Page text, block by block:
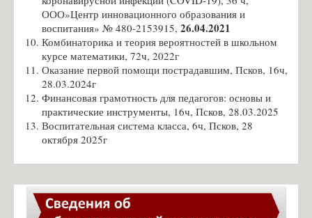
Бондарева А.Н. - учитель истории и обществознания
Кондратьева В.А. - учитель английского языка
Кашникова О.В., завуч по ВР
Чижиков А.Д. - учитель ОБЗР
Кальченко Д.А. - учитель химии
Налбандян А.С. - учитель английского языка
Кузьмин Л. И. - учитель истории
Про спорт: кубок губернатора
ООО»Центр инновационного образования и
воспитания» № 480-2153915, 26.04.2021
Комбинаторика и теория вероятностей в школьном
курсе математики, 72ч, 2022г
Оказание первой помощи пострадавшим, Псков, 16ч,
28.03.2024г
Финансовая грамотность для педагогов: основы и
практические инструменты, 16ч, Псков, 28.03.2025
Воспитательная система класса, 6ч, Псков, 28
октября 2025г